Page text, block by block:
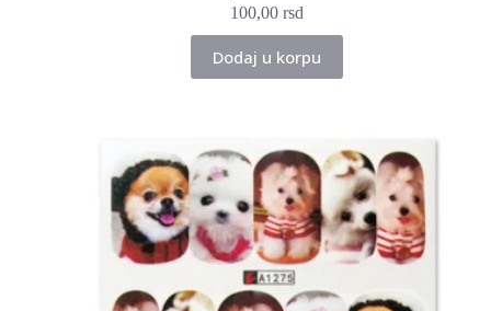
100,00rsd
Dodaj u korpu